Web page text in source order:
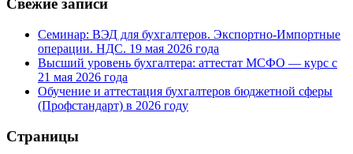
Свежие записи
Семинар: ВЭД для бухгалтеров. Экспортно-Импортные
операции. НДС. 19 мая 2026 года
Высший уровень бухгалтера: аттестат МСФО — курс с
21 мая 2026 года
Обучение и аттестация бухгалтеров бюджетной сферы
(Профстандарт) в 2026 году
Страницы